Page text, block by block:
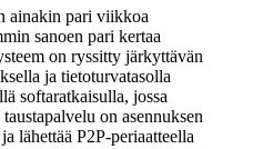
ainakin pari viikkoa
sanoen pari kertaa
on ryssitty järkyttävän
ja tietoturvatasolla
softaratkaisulla, jossa
on asennuksen
lähettää P2P-periaatteella